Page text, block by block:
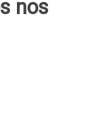
nos